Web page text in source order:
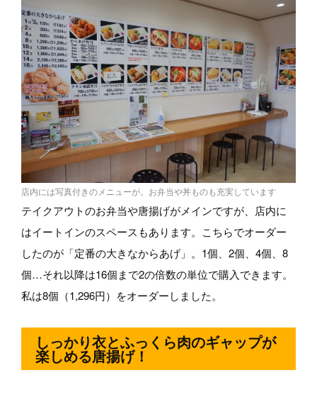
店内には写真付きのメニューが。お弁当や丼ものも充実しています
テイクアウトのお弁当や唐揚げがメインですが、店内に
はイートインのスペースもあります。こちらでオーダー
したのが「定番の大きなからあげ」。1個、2個、4個、8
個…それ以降は16個まで2の倍数の単位で購入できます。
私は8個（1,296円）をオーダーしました。
しっかり衣とふっくら肉のギャップが
楽しめる唐揚げ！